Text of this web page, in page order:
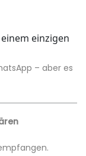
einzigen
– aber es